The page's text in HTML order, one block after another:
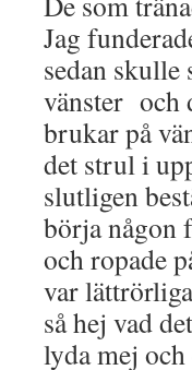
Jag
sedan
vänster och
brukar på
det strul i
slutligen
börja någon
och ropade
var
så hej vad
lyda mej